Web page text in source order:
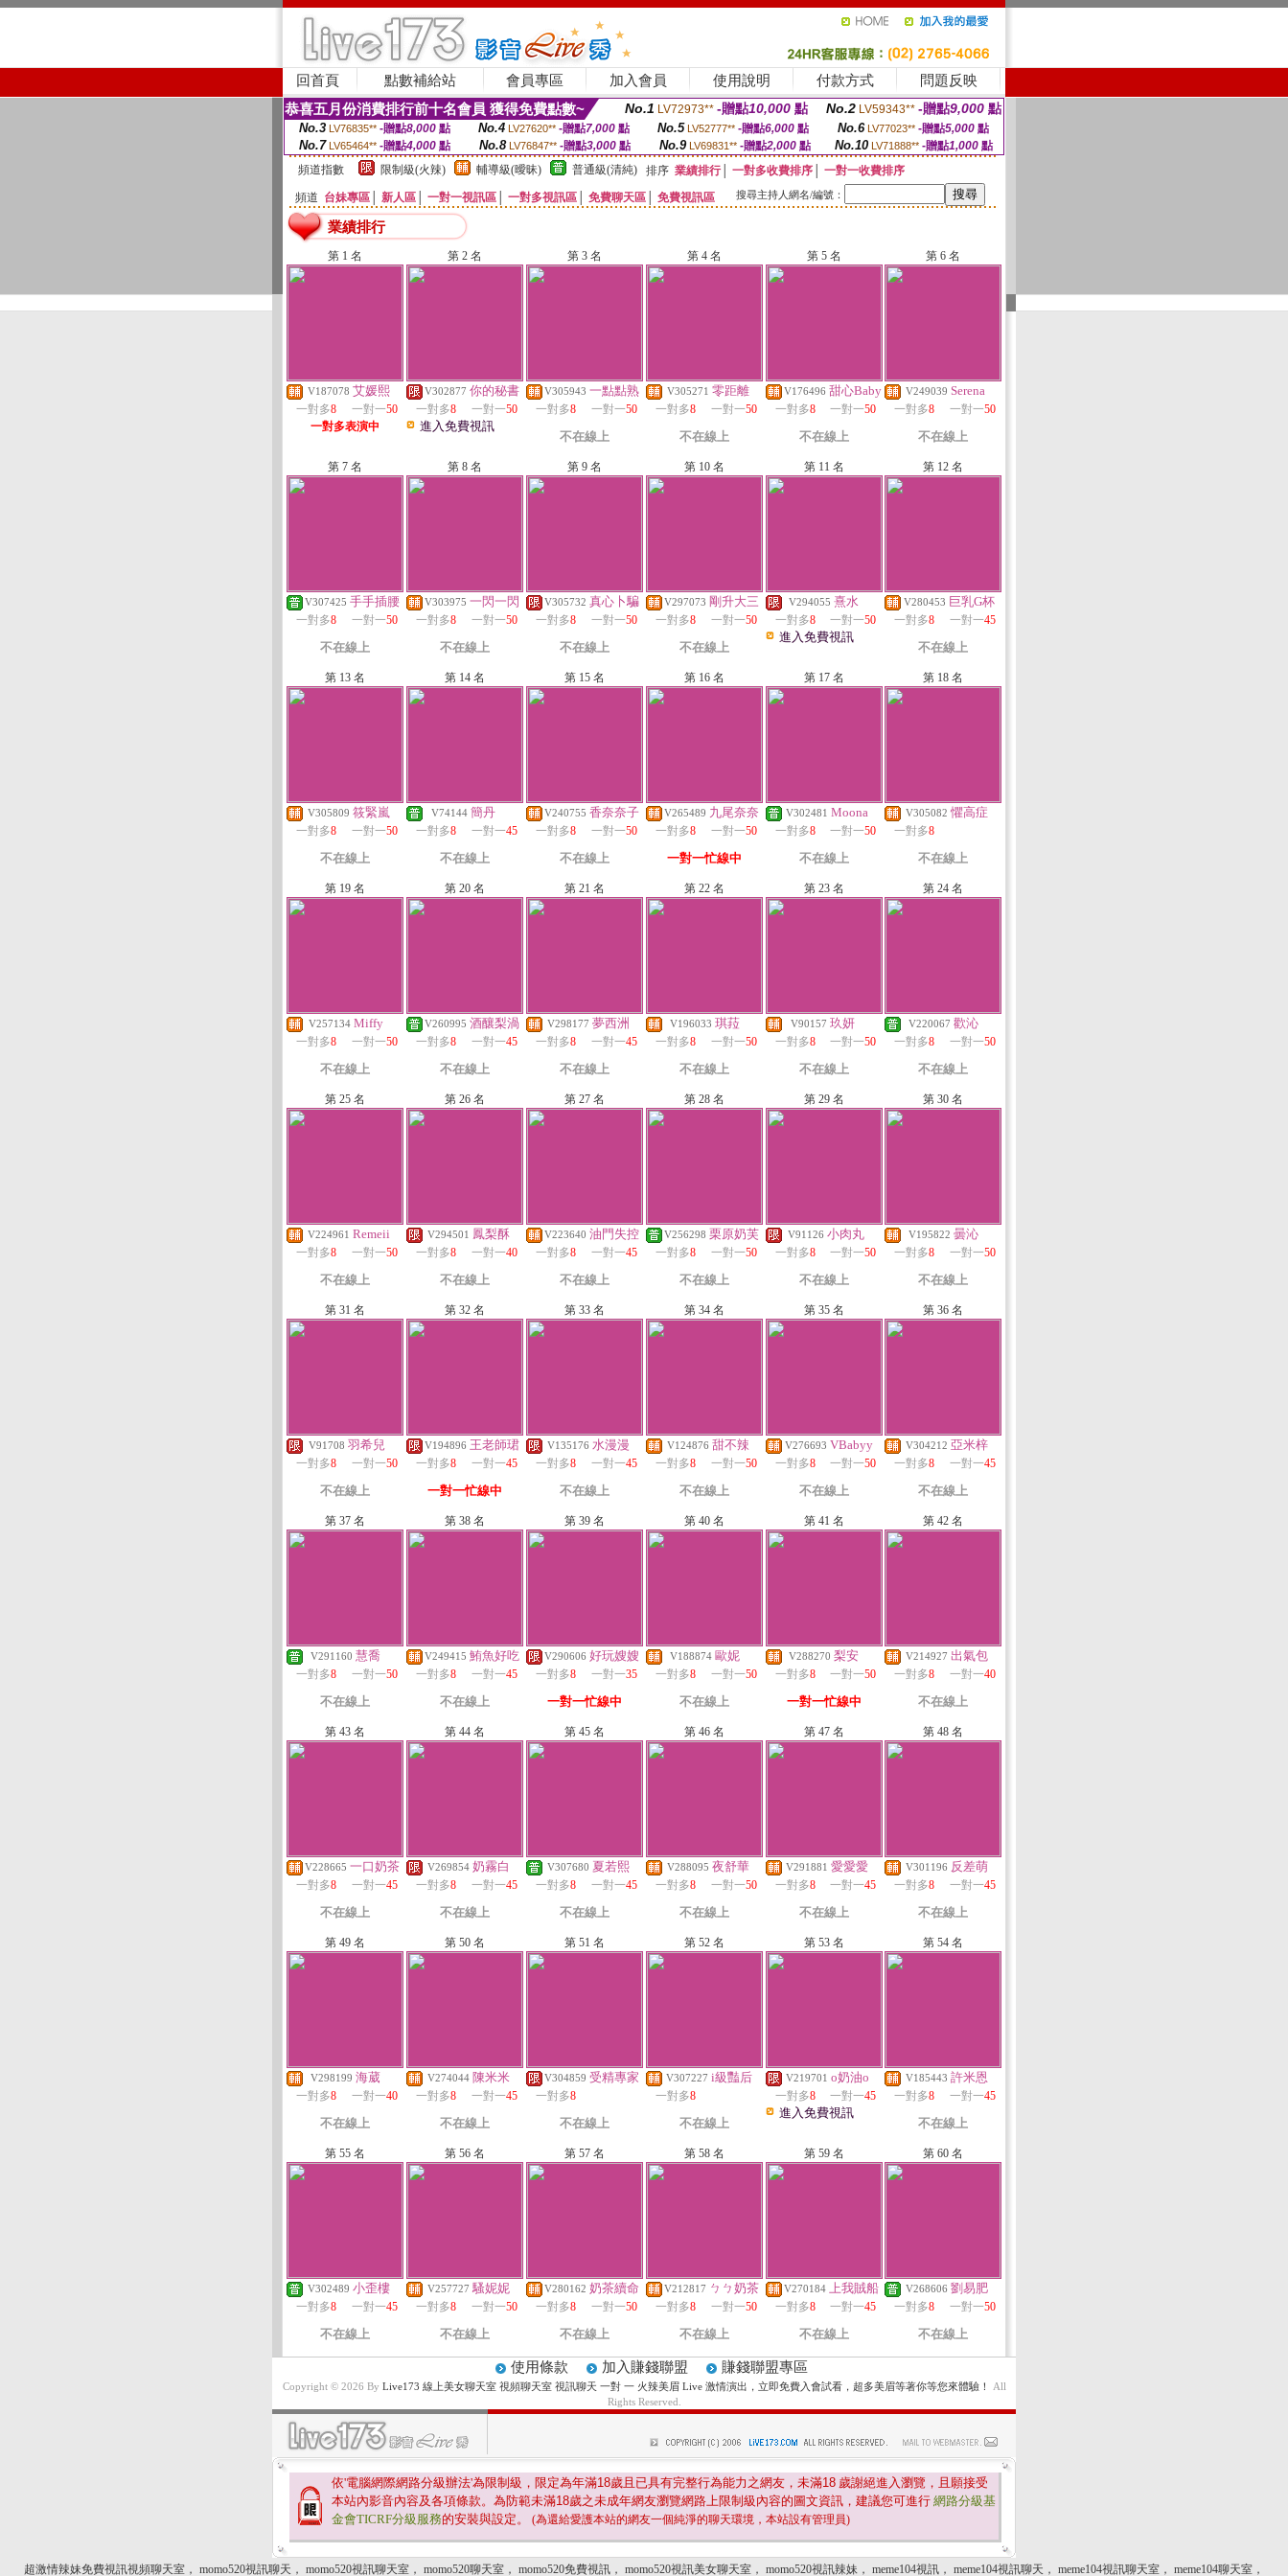
回首頁 點數補給站 會員專區 加入會員 使用說明 付款方式 問題反映
恭喜五月份消費排行前十名會員 獲得免費點數~ No.1 LV72973** -贈點10,000 點 No.2 LV59343** -贈點9,000 點
No.3 LV76835** -贈點8,000點 No.4 LV27620** -贈點7,000點 No.5 LV52777** -贈點6,000點 No.6 LV77023** -贈點5,000點
No.7 LV65464** -贈點4,000 點 No.8 LV76847** -贈點3,000 點 No.9 LV69831** -贈點2,000點 No.10 LV71888** -贈點1,000 點
頻道指數
限制級(火辣) 輔導級(曖昧) 普通級(清純) 排序 業績排行│ 一對多收費排序
一對一收費排序
頻道 台妹專區 新人區 一對一視訊區 一對多視訊區 免費聊天區 免費視訊區 搜尋主持人網名/編號：
業績排行
第 1 名
V187078 艾媛熙
一對多8 一對一50
一對多表演中
第 2 名
V302877 你的秘書
一對多8 一對一50
進入免費視訊
第 3 名
V305943 一點點熟
一對多8 一對一50
不在線上
第 4 名
V305271 零距離
一對多8 一對一50
不在線上
第 5 名
V176496 甜心Baby
一對多8 一對一50
不在線上
第 6 名
V249039 Serena
一對多8 一對一50
不在線上
第 7 名
V307425 手手插腰
一對多8 一對一50
不在線上
第 8 名
V303975 一閃一閃
一對多8 一對一50
不在線上
第 9 名
V305732 真心卜騙
一對多8 一對一50
不在線上
第 10 名
V297073 剛升大三
一對多8 一對一50
不在線上
第 11 名
V294055 熹水
一對多8 一對一50
進入免費視訊
第 12 名
V280453 巨乳G杯
一對多8 一對一45
不在線上
第 13 名
V305809 筱緊嵐
一對多8 一對一50
不在線上
第 14 名
V74144 簡丹
一對多8 一對一45
不在線上
第 15 名
V240755 香奈奈子
一對多8 一對一50
不在線上
第 16 名
V265489 九尾奈奈
一對多8 一對一50
一對一忙線中
第 17 名
V302481 Moona
一對多8 一對一50
不在線上
第 18 名
V305082 懼高症
一對多8
不在線上
第 19 名
V257134 Miffy
一對多8 一對一50
不在線上
第 20 名
V260995 酒釀梨渦
一對多8 一對一45
不在線上
第 21 名
V298177 夢西洲
一對多8 一對一45
不在線上
第 22 名
V196033 琪菈
一對多8 一對一50
不在線上
第 23 名
V90157 玖妍
一對多8 一對一50
不在線上
第 24 名
V220067 歡沁
一對多8 一對一50
不在線上
第 25 名
V224961 Remeii
一對多8 一對一50
不在線上
第 26 名
V294501 鳳梨酥
一對多8 一對一40
不在線上
第 27 名
V223640 油門失控
一對多8 一對一45
不在線上
第 28 名
V256298 栗原奶芙
一對多8 一對一50
不在線上
第 29 名
V91126 小肉丸
一對多8 一對一50
不在線上
第 30 名
V195822 曇沁
一對多8 一對一50
不在線上
第 31 名
V91708 羽希兒
一對多8 一對一50
不在線上
第 32 名
V194896 王老師珺
一對多8 一對一45
一對一忙線中
第 33 名
V135176 水漫漫
一對多8 一對一45
不在線上
第 34 名
V124876 甜不辣
一對多8 一對一50
不在線上
第 35 名
V276693 VBabyy
一對多8 一對一50
不在線上
第 36 名
V304212 亞米梓
一對多8 一對一45
不在線上
第 37 名
V291160 慧喬
一對多8 一對一50
不在線上
第 38 名
V249415 鮪魚好吃
一對多8 一對一45
不在線上
第 39 名
V290606 好玩嫂嫂
一對多8 一對一35
一對一忙線中
第 40 名
V188874 歐妮
一對多8 一對一50
不在線上
第 41 名
V288270 梨安
一對多8 一對一50
一對一忙線中
第 42 名
V214927 出氣包
一對多8 一對一40
不在線上
第 43 名
V228665 一口奶茶
一對多8 一對一45
不在線上
第 44 名
V269854 奶霧白
一對多8 一對一45
不在線上
第 45 名
V307680 夏若熙
一對多8 一對一45
不在線上
第 46 名
V288095 夜舒華
一對多8 一對一50
不在線上
第 47 名
V291881 愛愛愛
一對多8 一對一45
不在線上
第 48 名
V301196 反差萌
一對多8 一對一45
不在線上
第 49 名
V298199 海葳
一對多8 一對一40
不在線上
第 50 名
V274044 陳米米
一對多8 一對一45
不在線上
第 51 名
V304859 受精專家
一對多8
不在線上
第 52 名
V307227 i級豔后
一對多8
不在線上
第 53 名
V219701 o奶油o
一對多8 一對一45
進入免費視訊
第 54 名
V185443 許米恩
一對多8 一對一45
不在線上
第 55 名
V302489 小歪樓
一對多8 一對一45
不在線上
第 56 名
V257727 騷妮妮
一對多8 一對一50
不在線上
第 57 名
V280162 奶茶續命
一對多8 一對一50
不在線上
第 58 名
V212817 ㄅㄅ奶茶
一對多8 一對一50
不在線上
第 59 名
V270184 上我賊船
一對多8 一對一45
不在線上
第 60 名
V268606 劉易肥
一對多8 一對一50
不在線上
使用條款 加入賺錢聯盟 賺錢聯盟專區
Copyright © 2026 By Live173 線上美女聊天室 視頻聊天室 視訊聊天 一對 一 火辣美眉 Live 激情演出，立即免費入會試看，超多美眉等著你等您來體驗！
All
Rights Reserved.
依'電腦網際網路分級辦法'為限制級，限定為年滿18歲且已具有完整行為能力之網友，未滿18 歲謝絕進入瀏覽，且願接受
本站內影音內容及各項條款。為防範未滿18歲之未成年網友瀏覽網路上限制級內容的圖文資訊，建議您可進行 網路分級基
金會TICRF分級服務的安裝與設定。 (為還給愛護本站的網友一個純淨的聊天環境，本站設有管理員)
超激情辣妹免費視訊視頻聊天室 ， momo520視訊聊天 ， momo520視訊聊天室 ， momo520聊天室 ， momo520免費視訊 ， momo520視訊美女聊天室 ， momo520視訊辣妹 ， meme104視訊 ， meme104視訊聊天 ， meme104視訊聊天室 ， meme104聊天室 ，